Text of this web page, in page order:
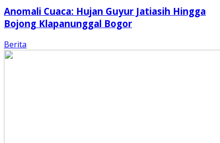
Anomali Cuaca: Hujan Guyur Jatiasih Hingga
Bojong Klapanunggal Bogor
Berita